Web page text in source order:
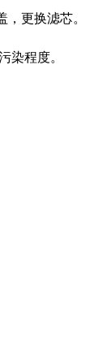
更换滤芯。
染程度。